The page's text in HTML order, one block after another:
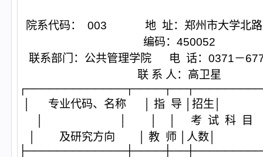
院系代码： 003 地 址：郑州市大学
编码：450052
联系部门：公共管理学院 电 话：
联 系 人：高卫星
│ 专业代码、名称 │ 指 导 │
│ │ │ │ 考 试 科 目 │
│ 及研究方向 │ 教 师 │